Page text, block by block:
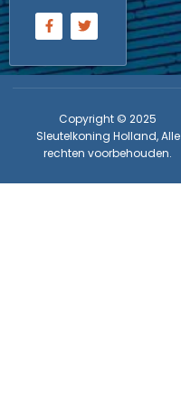
Copyright © 2025
Sleutelkoning Holland, Alle
rechten voorbehouden.